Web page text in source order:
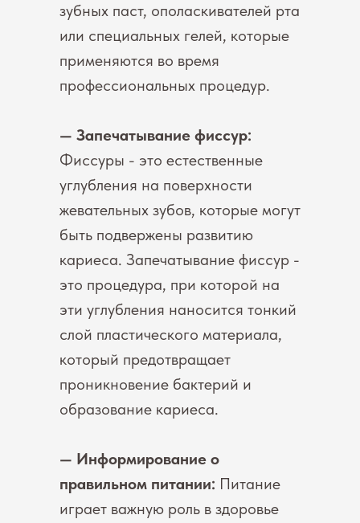
зубных паст, ополаскивателей рта
или специальных гелей, которые
применяются во время
профессиональных процедур.
— Запечатывание фиссур:
Фиссуры - это естественные
углубления на поверхности
жевательных зубов, которые могут
быть подвержены развитию
кариеса. Запечатывание фиссур -
это процедура, при которой на
эти углубления наносится тонкий
слой пластического материала,
который предотвращает
проникновение бактерий и
образование кариеса.
— Информирование о
правильном питании: Питание
играет важную роль в здоровье